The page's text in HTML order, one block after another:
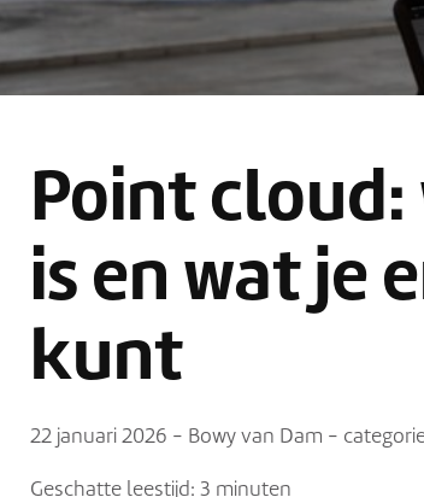
Point
is en wat je
kunt
22 januari 2026 - Bowy van Dam -
Geschatte leestijd: 3 minuten